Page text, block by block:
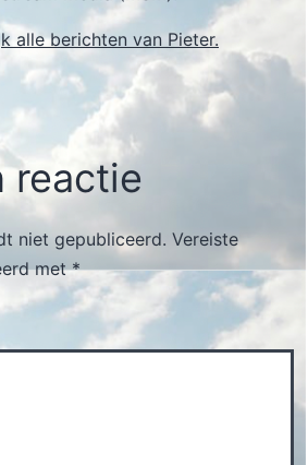
alle berichten van Pieter.
reactie
niet gepubliceerd. Vereiste
met*